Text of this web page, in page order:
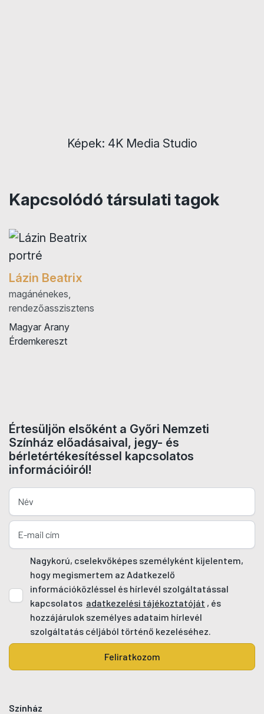
Képek: 4K Media Studio
Kapcsolódó társulati tagok
Lázin Beatrix
magánénekes,
rendezőasszisztens
Magyar Arany
Érdemkereszt
Értesüljön elsőként a Győri Nemzeti
Színház előadásaival, jegy- és
bérletértékesítéssel kapcsolatos
információiról!
Nagykorú, cselekvőképes személyként kijelentem,
hogy megismertem az Adatkezelő
információközléssel és hírlevél szolgáltatással
kapcsolatos adatkezelési tájékoztatóját , és
hozzájárulok személyes adataim hírlevél
szolgáltatás céljából történő kezeléséhez.
Feliratkozom
Színház